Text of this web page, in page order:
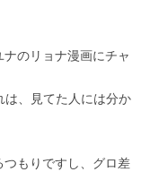
のリョナ漫画にチャ
、見てた人には分か
もりですし、グロ差